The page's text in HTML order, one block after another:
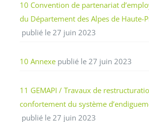
10 Convention de partenariat
du Département des Alpes de Haute-
publié le 27 juin 2023
10 Annexe publié le 27 juin 2023
11 GEMAPI / Travaux de
confortement du système
publié le 27 juin 2023